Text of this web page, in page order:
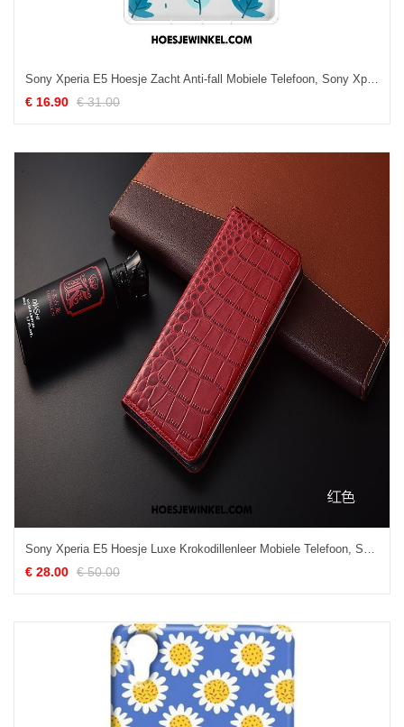
Sony Xperia E5 Hoesje Zacht Anti-fall Mobiele Telefoon, Sony Xperia E5 Hoesje Hanger Hoes
€ 16.90 € 31.00
Sony Xperia E5 Hoesje Luxe Krokodillenleer Mobiele Telefoon, Sony Xperia E5 Hoesje Anti-fall Rood
€ 28.00 € 50.00